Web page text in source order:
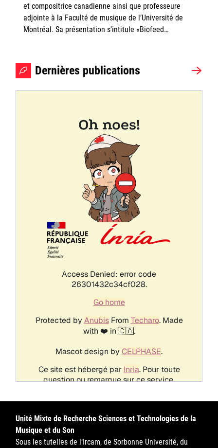
et compositrice canadienne ainsi que professeure
adjointe à la Faculté de musique de l’Université de
Montréal. Sa présentation s’intitule «Biofeed…
Dernières publications
Unité Mixte de Recherche Sciences et Technologies de la
Musique et du Son
Sous les tutelles de l’Ircam, de Sorbonne Université, du